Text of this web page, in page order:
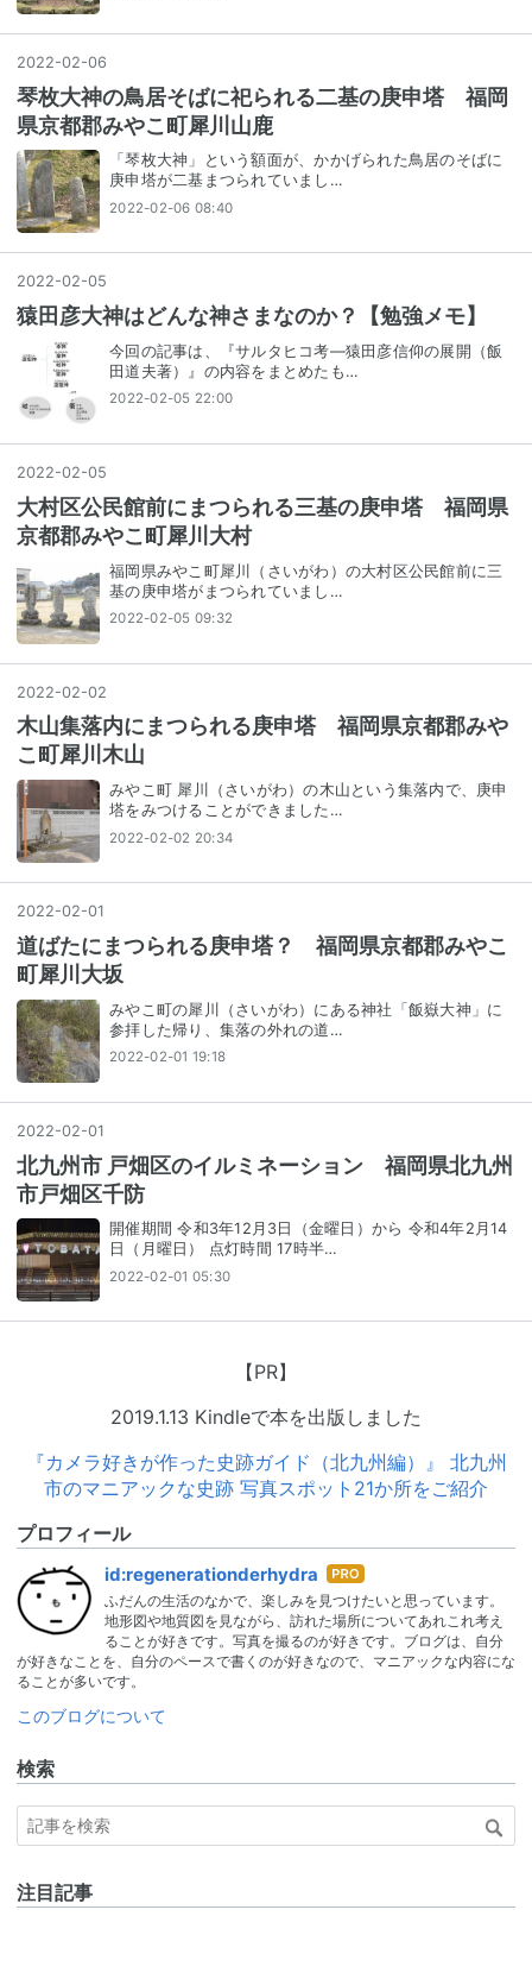
2022-02-06
琴枚大神の鳥居そばに祀られる二基の庚申塔 福岡
県京都郡みやこ町犀川山鹿
「琴枚大神」という額面が、かかげられた鳥居のそばに
庚申塔が二基まつられていまし…
2022-02-06 08:40
2022-02-05
猿田彦大神はどんな神さまなのか？【勉強メモ】
今回の記事は、『サルタヒコ考―猿田彦信仰の展開（飯
田道夫著）』の内容をまとめたも…
2022-02-05 22:00
2022-02-05
大村区公民館前にまつられる三基の庚申塔 福岡県
京都郡みやこ町犀川大村
福岡県みやこ町犀川（さいがわ）の大村区公民館前に三
基の庚申塔がまつられていまし…
2022-02-05 09:32
2022-02-02
木山集落内にまつられる庚申塔 福岡県京都郡みや
こ町犀川木山
みやこ町 犀川（さいがわ）の木山という集落内で、庚申
塔をみつけることができました…
2022-02-02 20:34
2022-02-01
道ばたにまつられる庚申塔？ 福岡県京都郡みやこ
町犀川大坂
みやこ町の犀川（さいがわ）にある神社「飯嶽大神」に
参拝した帰り、集落の外れの道…
2022-02-01 19:18
2022-02-01
北九州市 戸畑区のイルミネーション 福岡県北九州
市戸畑区千防
開催期間 令和3年12月3日（金曜日）から 令和4年2月14
日（月曜日） 点灯時間 17時半…
2022-02-01 05:30
【PR】
2019.1.13 Kindleで本を出版しました
『カメラ好きが作った史跡ガイド（北九州編）』 北九州
市のマニアックな史跡 写真スポット21か所をご紹介
プロフィール
id:regenerationderhydra はて
なブ
ログ
Pro
ふだんの生活のなかで、楽しみを見つけたいと思っています。
地形図や地質図を見ながら、訪れた場所についてあれこれ考え
ることが好きです。写真を撮るのが好きです。ブログは、自分
が好きなことを、自分のペースで書くのが好きなので、マニアックな内容にな
ることが多いです。
このブログについて
検索
注目記事